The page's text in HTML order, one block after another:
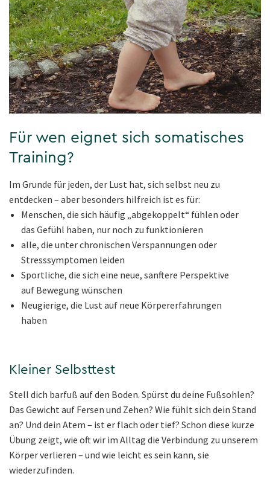
Für wen eignet sich somatisches
Training?
Im Grunde für jeden, der Lust hat, sich selbst neu zu
entdecken – aber besonders hilfreich ist es für:
Menschen, die sich häufig „abgekoppelt“ fühlen oder
das Gefühl haben, nur noch zu funktionieren
alle, die unter chronischen Verspannungen oder
Stresssymptomen leiden
Sportliche, die sich eine neue, sanftere Perspektive
auf Bewegung wünschen
Neugierige, die Lust auf neue Körpererfahrungen
haben
Kleiner Selbsttest
Stell dich barfuß auf den Boden. Spürst du deine Fußsohlen?
Das Gewicht auf Fersen und Zehen? Wie fühlt sich dein Stand
an? Und dein Atem – ist er flach oder tief? Schon diese kurze
Übung zeigt, wie oft wir im Alltag die Verbindung zu unserem
Körper verlieren – und wie leicht es sein kann, sie
wiederzufinden.